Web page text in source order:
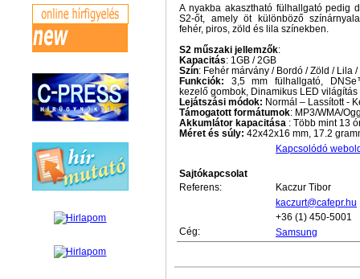
A nyakba akasztható fülhallgató pedig
S2-őt, amely öt különböző
fehér, piros, zöld és lila színekben.
S2 műszaki jellemzők:
Kapacitás: 1GB / 2GB
Szín: Fehér márvány / Bordó / Zöld / Lila /
Funkciók: 3,5 mm fülhallgató,
kezelő gombok, Dinamikus LED világítás
Lejátszási módok: Normál – Lassított -
Támogatott formátumok: MP3/WMA/
Akkumlátor kapacitása : Több mint 13
Méret és súly: 42x42x16 mm, 17.2
Kapcsolódó
Sajtókapcsolat
Referens:
Kaczur Tibor
kaczurt@cafepr.hu
+36 (1) 450-5001
Cég:
Samsung